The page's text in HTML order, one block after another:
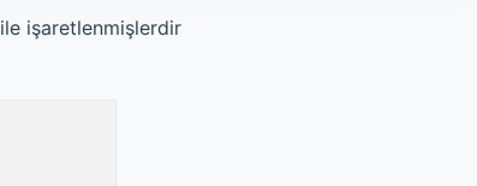
ile işaretlenmişlerdir